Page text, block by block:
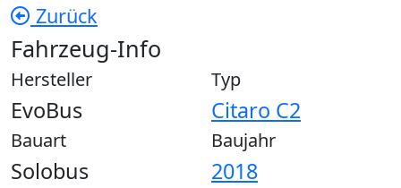
Zurück
Fahrzeug-Info
Hersteller
EvoBus
Typ
Citaro C2
Bauart
Solobus
Baujahr
2018